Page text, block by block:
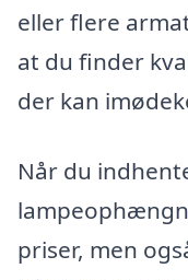
eller flere
at du finder
der kan
Når du
priser, men